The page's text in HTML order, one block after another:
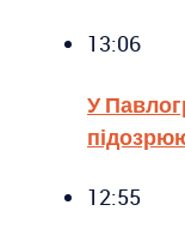
13:06
У
12:55